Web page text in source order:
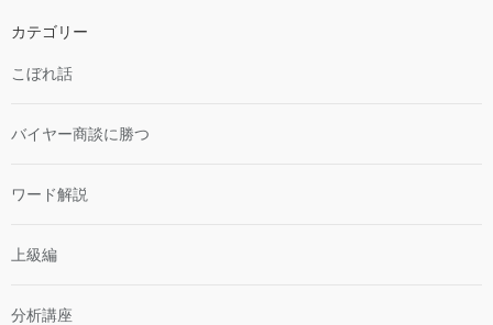
カテゴリー
こぼれ話
バイヤー商談に勝つ
ワード解説
上級編
分析講座